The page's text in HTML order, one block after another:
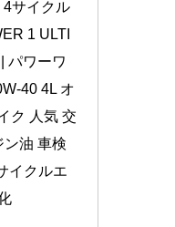
4サイクル
1 ULTI
パワーワ
40 4L オ
ク 人気 交
ン油 車検
イクルエ